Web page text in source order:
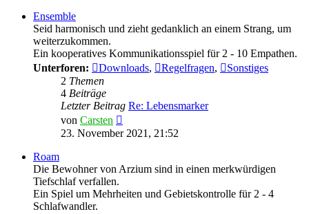
Ensemble
Seid harmonisch und zieht gedanklich an einem Strang, um
weiterzukommen.
Ein kooperatives Kommunikationsspiel für 2 - 10 Empathen.
Unterforen:
Downloads, Regelfragen,
Sonstiges
2 Themen
4 Beiträge
Letzter Beitrag Re: Lebensmarker
von Carsten
Beitrag
23. November 2021, 21:52
Roam
Die Bewohner von Arzium sind in einen merkwürdigen
Tiefschlaf verfallen.
Ein Spiel um Mehrheiten und Gebietskontrolle für 2 - 4
Schlafwandler.